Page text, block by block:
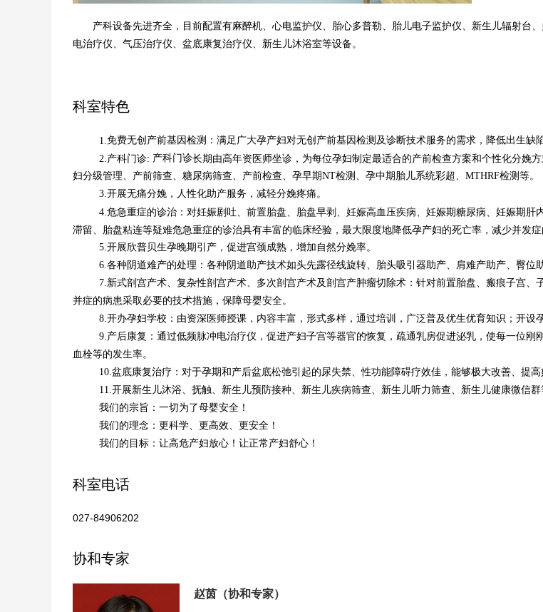
产科设备先进齐全，目前配置有麻醉机、心电监护仪、胎心多普勒、胎儿电子监护仪、新生儿辐射台
电治疗仪、气压治疗仪、盆底康复治疗仪、新生儿沐浴室等设备。
科室特色
1.免费无创产前基因检测：满足广大孕产妇对无创产前基因检测及诊断技术服务的需求，降低出生缺
2.产科门诊: 产科门诊长期由高年资医师坐诊，为每位孕妇制定最适合的产前检查方案和个性化分娩方
妇分级管理、产前筛查、糖尿病筛查、产前检查、 孕早期NT检测、孕中期胎儿系统彩超、MTHRF检测 等。
3.开展无痛分娩，人性化助产服务，减轻分娩疼痛。
4.危急重症的诊治：对妊娠剧吐、前置胎盘、胎盘早剥、妊娠高血压疾病、妊娠期糖尿病、妊娠期
滞留、胎盘粘连等疑难危急重症的诊治具有丰富的临床经验，最大限度地降低孕产妇的死亡率，减少并发症
5.开展欣普贝生孕晚期引产，促进宫颈成熟，增加自然分娩率。
6.各种阴道难产的处理：各种阴道助产技术如头先露径线旋转、胎头吸引器助产、肩难产助产、臀位
7.新式剖宫产术、复杂性剖宫产术、多次剖宫产术及剖宫产肿瘤切除术：针对前置胎盘、瘢痕子宫
并症的病患采取必要的技术措施，保障母婴安全。
8.开办孕妇学校：由资深医师授课，内容丰富，形式多样，通过培训，广泛普及优生优育知识；开设
9.产后康复：通过低频脉冲电治疗仪，促进产妇子宫等器官的恢复，疏通乳房促进泌乳，使每一位
血栓等的发生率。
10.盆底康复治疗：对于孕期和产后盆底松弛引起的尿失禁、性功能障碍疗效佳，能够极大改善、提高
11.开展新生儿沐浴、抚触、新生儿预防接种、新生儿疾病筛查、新生儿听力筛查、 新生儿健康微信群
我们的宗旨：一切为了母婴安全！
我们的理念：更科学、更高效、更安全！
我们的目标：让高危产妇放心！让正常产妇舒心！
科室电话
027-84906202
协和专家
赵茵（协和专家）